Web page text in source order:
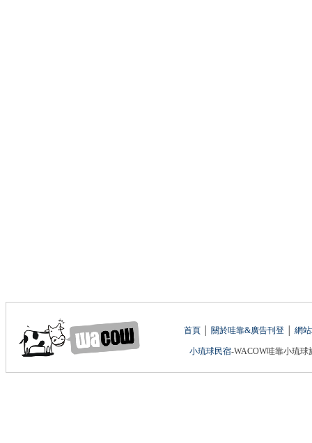
首頁 關於哇靠&廣告刊登 網
小琉球民宿-WACOW哇靠小琉球